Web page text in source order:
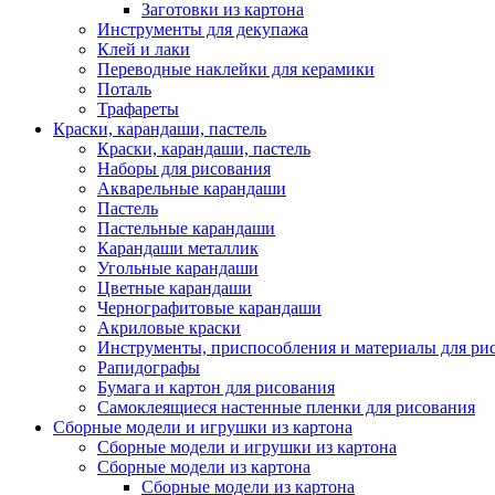
Заготовки из картона
Инструменты для декупажа
Клей и лаки
Переводные наклейки для керамики
Поталь
Трафареты
Краски, карандаши, пастель
Краски, карандаши, пастель
Наборы для рисования
Акварельные карандаши
Пастель
Пастельные карандаши
Карандаши металлик
Угольные карандаши
Цветные карандаши
Чернографитовые карандаши
Акриловые краски
Инструменты, приспособления и материалы для
Рапидографы
Бумага и картон для рисования
Самоклеящиеся настенные пленки для рисования
Сборные модели и игрушки из картона
Сборные модели и игрушки из картона
Сборные модели из картона
Сборные модели из картона